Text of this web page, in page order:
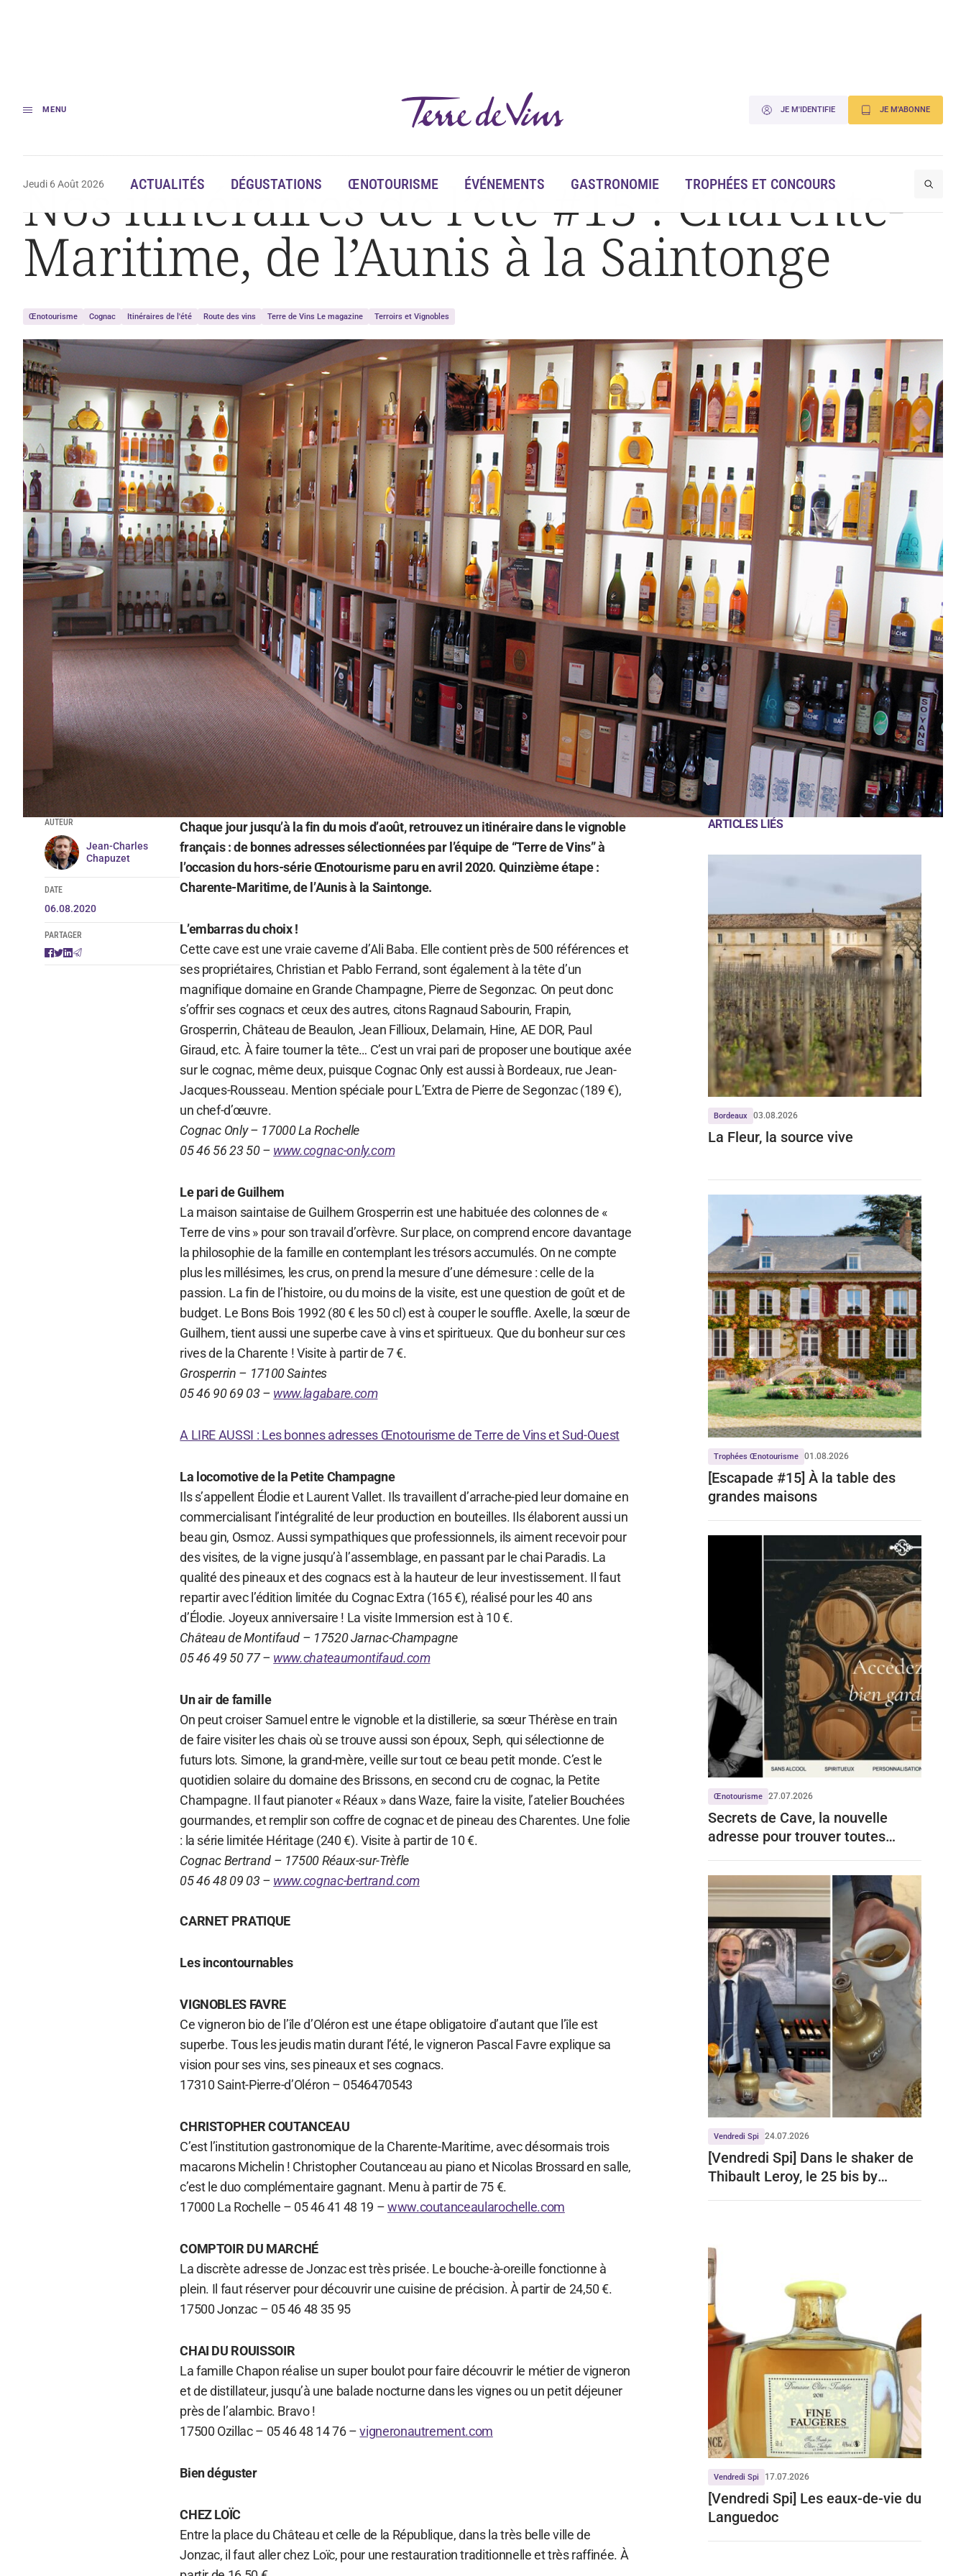
MENU JE M'IDENTIFIE JE M'ABONNE
Jeudi 6 Août 2026 ACTUALITÉS DÉGUSTATIONS ŒNOTOURISME ÉVÉNEMENTS GASTRONOMIE TROPHÉES ET CONCOURS
Accueil Nos itinéraires de l’été #15 : Charente-Maritime, de l’Aunis à la Saintonge
Nos itinéraires de l’été #15 : Charente-
Maritime, de l’Aunis à la Saintonge
Œnotourisme Cognac Itinéraires de l'été Route des vins Terre de Vins Le magazine Terroirs et Vignobles
AUTEUR
Jean-Charles
Chapuzet
DATE
06.08.2020
PARTAGER
Chaque jour jusqu’à la fin du mois d’août, retrouvez un itinéraire dans le vignoble
français : de bonnes adresses sélectionnées par l’équipe de “Terre de Vins” à
l’occasion du hors-série Œnotourisme paru en avril 2020. Quinzième étape :
Charente-Maritime, de l’Aunis à la Saintonge.
L’embarras du choix !
Cette cave est une vraie caverne d’Ali Baba. Elle contient près de 500 références et
ses propriétaires, Christian et Pablo Ferrand, sont également à la tête d’un
magnifique domaine en Grande Champagne, Pierre de Segonzac. On peut donc
s’offrir ses cognacs et ceux des autres, citons Ragnaud Sabourin, Frapin,
Grosperrin, Château de Beaulon, Jean Fillioux, Delamain, Hine, AE DOR, Paul
Giraud, etc. À faire tourner la tête… C’est un vrai pari de proposer une boutique axée
sur le cognac, même deux, puisque Cognac Only est aussi à Bordeaux, rue Jean-
Jacques-Rousseau. Mention spéciale pour L’Extra de Pierre de Segonzac (189 €),
un chef-d’œuvre.
Cognac Only – 17000 La Rochelle
05 46 56 23 50 – www.cognac-only.com
Le pari de Guilhem
La maison saintaise de Guilhem Grosperrin est une habituée des colonnes de «
Terre de vins » pour son travail d’orfèvre. Sur place, on comprend encore davantage
la philosophie de la famille en contemplant les trésors accumulés. On ne compte
plus les millésimes, les crus, on prend la mesure d’une démesure : celle de la
passion. La fin de l’histoire, ou du moins de la visite, est une question de goût et de
budget. Le Bons Bois 1992 (80 € les 50 cl) est à couper le souffle. Axelle, la sœur de
Guilhem, tient aussi une superbe cave à vins et spiritueux. Que du bonheur sur ces
rives de la Charente ! Visite à partir de 7 €.
Grosperrin – 17100 Saintes
05 46 90 69 03 – www.lagabare.com
A LIRE AUSSI : Les bonnes adresses Œnotourisme de Terre de Vins et Sud-Ouest
La locomotive de la Petite Champagne
Ils s’appellent Élodie et Laurent Vallet. Ils travaillent d’arrache-pied leur domaine en
commercialisant l’intégralité de leur production en bouteilles. Ils élaborent aussi un
beau gin, Osmoz. Aussi sympathiques que professionnels, ils aiment recevoir pour
des visites, de la vigne jusqu’à l’assemblage, en passant par le chai Paradis. La
qualité des pineaux et des cognacs est à la hauteur de leur investissement. Il faut
repartir avec l’édition limitée du Cognac Extra (165 €), réalisé pour les 40 ans
d’Élodie. Joyeux anniversaire ! La visite Immersion est à 10 €.
Château de Montifaud – 17520 Jarnac-Champagne
05 46 49 50 77 – www.chateaumontifaud.com
Un air de famille
On peut croiser Samuel entre le vignoble et la distillerie, sa sœur Thérèse en train
de faire visiter les chais où se trouve aussi son époux, Seph, qui sélectionne de
futurs lots. Simone, la grand-mère, veille sur tout ce beau petit monde. C’est le
quotidien solaire du domaine des Brissons, en second cru de cognac, la Petite
Champagne. Il faut pianoter « Réaux » dans Waze, faire la visite, l’atelier Bouchées
gourmandes, et remplir son coffre de cognac et de pineau des Charentes. Une folie
: la série limitée Héritage (240 €). Visite à partir de 10 €.
Cognac Bertrand – 17500 Réaux-sur-Trèfle
05 46 48 09 03 – www.cognac-bertrand.com
CARNET PRATIQUE
Les incontournables
VIGNOBLES FAVRE
Ce vigneron bio de l’île d’Oléron est une étape obligatoire d’autant que l’île est
superbe. Tous les jeudis matin durant l’été, le vigneron Pascal Favre explique sa
vision pour ses vins, ses pineaux et ses cognacs.
17310 Saint-Pierre-d’Oléron – 0546470543
CHRISTOPHER COUTANCEAU
C’est l’institution gastronomique de la Charente-Maritime, avec désormais trois
macarons Michelin ! Christopher Coutanceau au piano et Nicolas Brossard en salle,
c’est le duo complémentaire gagnant. Menu à partir de 75 €.
17000 La Rochelle – 05 46 41 48 19 –www.coutanceaularochelle.com
COMPTOIR DU MARCHÉ
La discrète adresse de Jonzac est très prisée. Le bouche-à-oreille fonctionne à
plein. Il faut réserver pour découvrir une cuisine de précision. À partir de 24,50 €.
17500 Jonzac – 05 46 48 35 95
CHAI DU ROUISSOIR
La famille Chapon réalise un super boulot pour faire découvrir le métier de vigneron
et de distillateur, jusqu’à une balade nocturne dans les vignes ou un petit déjeuner
près de l’alambic. Bravo !
17500 Ozillac – 05 46 48 14 76 –vigneronautrement.com
Bien déguster
CHEZ LOÏC
Entre la place du Château et celle de la République, dans la très belle ville de
Jonzac, il faut aller chez Loïc, pour une restauration traditionnelle et très raffinée. À
ARTICLES LIÉS
Bordeaux 03.08.2026
La Fleur, la source vive
Trophées Œnotourisme 01.08.2026
[Escapade #15] À la table des
grandes maisons
Œnotourisme 27.07.2026
Secrets de Cave, la nouvelle
adresse pour trouver toutes
Vendredi Spi 24.07.2026
[Vendredi Spi] Dans le shaker de
Thibault Leroy, le 25 bis by
Vendredi Spi 17.07.2026
[Vendredi Spi] Les eaux-de-vie du
Languedoc